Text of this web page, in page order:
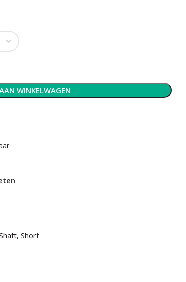
WINKELWAGEN
Shaft, Short